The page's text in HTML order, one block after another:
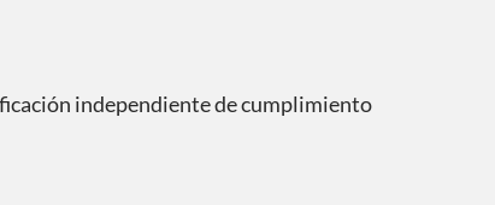
independiente de cumplimiento